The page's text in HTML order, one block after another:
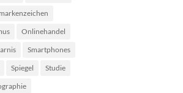
markenzeichen
Onlinehandel
Smartphones
Spiegel
Studie